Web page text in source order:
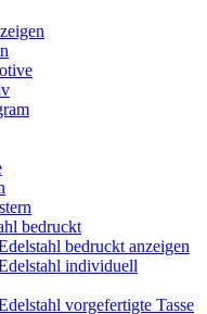
bedruckt
bedruckt anzeigen
individuell
vorgefertigte Tasse